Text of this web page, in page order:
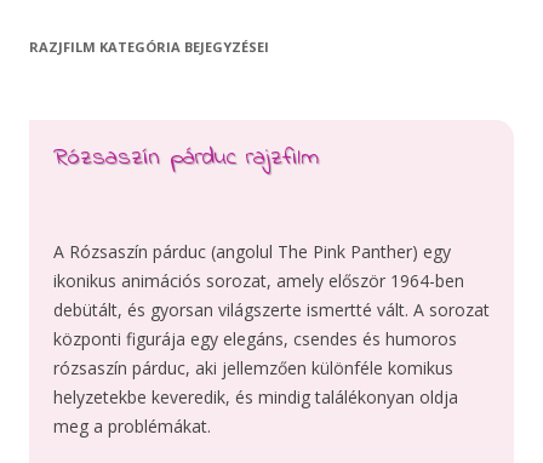
RAZJFILM KATEGÓRIA BEJEGYZÉSEI
Rózsaszín párduc rajzfilm
A Rózsaszín párduc (angolul The Pink Panther) egy
ikonikus animációs sorozat, amely először 1964-ben
debütált, és gyorsan világszerte ismertté vált. A sorozat
központi figurája egy elegáns, csendes és humoros
rózsaszín párduc, aki jellemzően különféle komikus
helyzetekbe keveredik, és mindig találékonyan oldja
meg a problémákat.